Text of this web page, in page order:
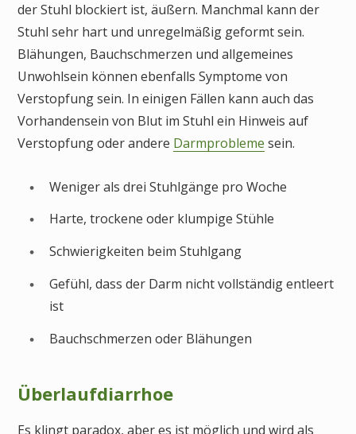
der Stuhl blockiert ist, äußern. Manchmal kann der
Stuhl sehr hart und unregelmäßig geformt sein.
Blähungen, Bauchschmerzen und allgemeines
Unwohlsein können ebenfalls Symptome von
Verstopfung sein. In einigen Fällen kann auch das
Vorhandensein von Blut im Stuhl ein Hinweis auf
Verstopfung oder andere Darmprobleme sein.
Weniger als drei Stuhlgänge pro Woche
Harte, trockene oder klumpige Stühle
Schwierigkeiten beim Stuhlgang
Gefühl, dass der Darm nicht vollständig entleert
ist
Bauchschmerzen oder Blähungen
Überlaufdiarrhoe
Es klingt paradox, aber es ist möglich und wird als